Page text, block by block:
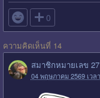
 0
ความคิดเห็นที่ 14
สมาชิกหมายเลข
04 พฤษภาคม 2569 เวล